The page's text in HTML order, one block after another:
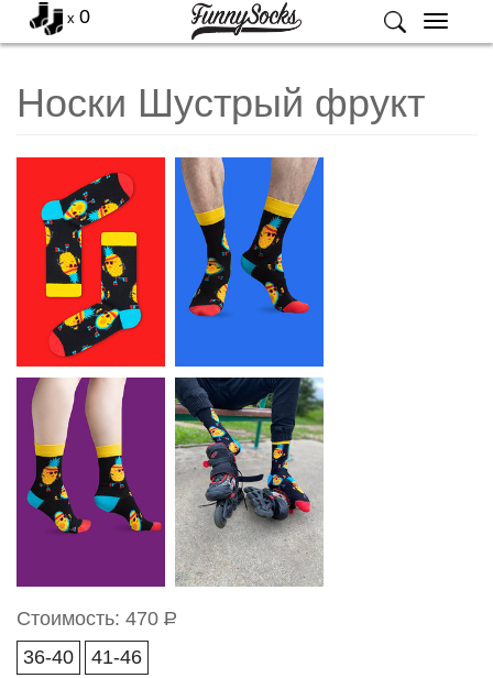
Меню
x 0
Носки Шустрый фрукт
Стоимость: 470 Р
36-40
41-46